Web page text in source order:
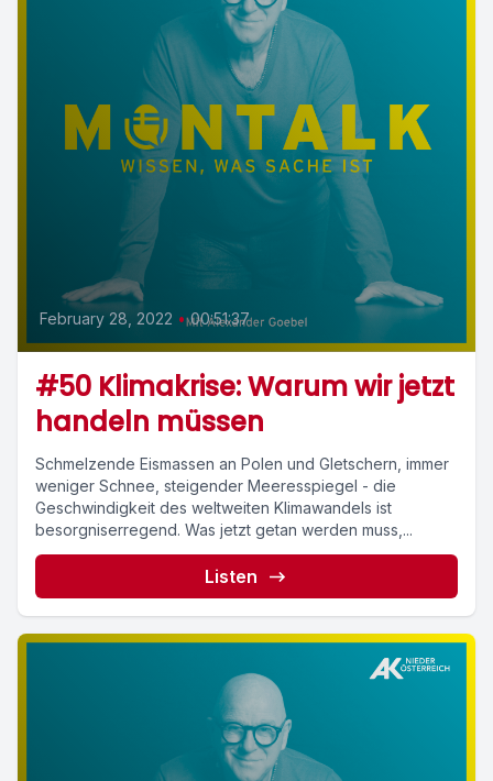
February 28, 2022 • 00:51:37
#50 Klimakrise: Warum wir jetzt
handeln müssen
Schmelzende Eismassen an Polen und Gletschern, immer
weniger Schnee, steigender Meeresspiegel - die
Geschwindigkeit des weltweiten Klimawandels ist
besorgniserregend. Was jetzt getan werden muss,...
Listen